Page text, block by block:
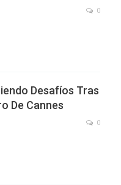
0
Desafíos Tras
De Cannes
0